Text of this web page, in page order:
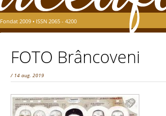
Fondat 2009 • ISSN 2065 - 4200
FOTO Brâncoveni
/ 14 aug. 2019